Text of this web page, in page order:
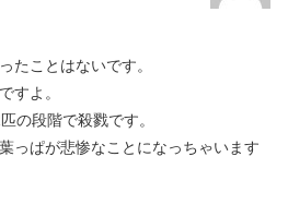
たことはないです。
すよ。
の段階で殺戮です。
っぱが悲惨なことになっちゃいます